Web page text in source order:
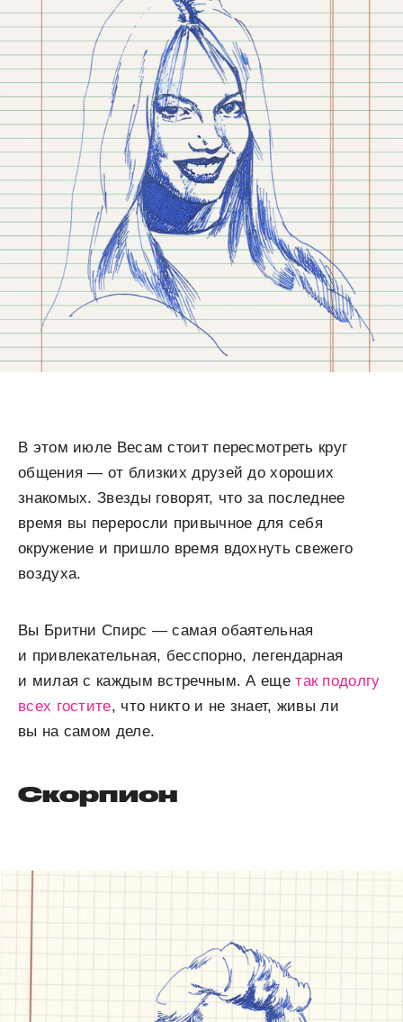
В этом июле Весам стоит пересмотреть круг
общения — от близких друзей до хороших
знакомых. Звезды говорят, что за последнее
время вы переросли привычное для себя
окружение и пришло время вдохнуть свежего
воздуха.
Вы Бритни Спирс — самая обаятельная
и привлекательная, бесспорно, легендарная
и милая с каждым встречным. А ещетак подолгу
всех гостите, что никто и не знает, живы ли
вы на самом деле.
Скорпион